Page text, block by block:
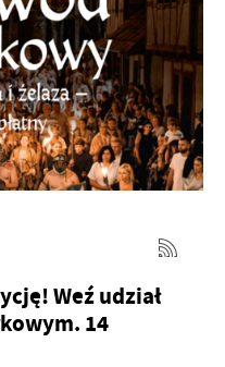
Weź udział
14